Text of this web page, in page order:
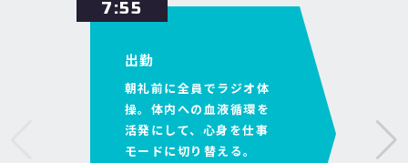
出勤
朝礼前に全員でラジオ体
操。体内への血液循環を
活発にして、心身を仕事
モードに切り替える。
7:55